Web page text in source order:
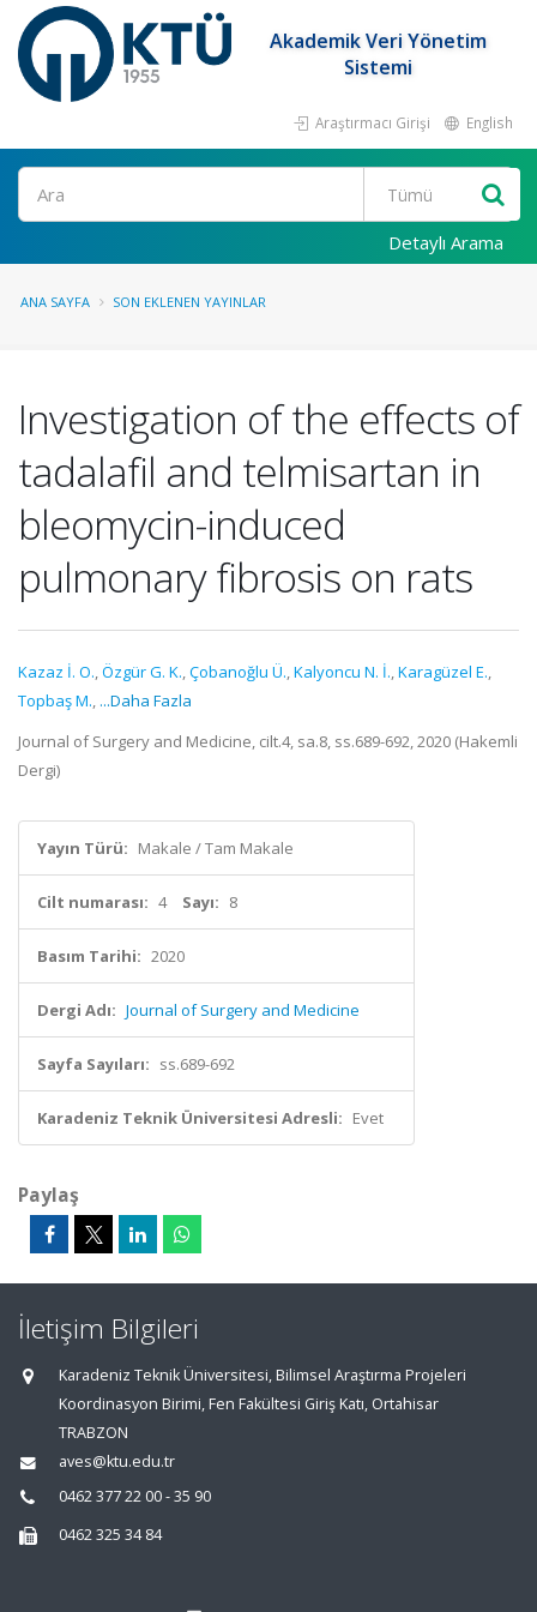
Akademik Veri Yönetim
Sistemi
Araştırmacı Girişi English
Ara
Detaylı Arama
ANA SAYFA SON EKLENEN YAYINLAR
Investigation of the effects of
tadalafil and telmisartan in
bleomycin-induced
pulmonary fibrosis on rats
Kazaz İ. O.,Özgür G. K.,Çobanoğlu Ü.,Kalyoncu N. İ.,Karagüzel E.,
Topbaş M., ...Daha Fazla
Journal of Surgery and Medicine, cilt.4, sa.8, ss.689-692, 2020 (Hakemli
Dergi)
Yayın Türü: Makale / Tam Makale
Cilt numarası: 4 Sayı: 8
Basım Tarihi: 2020
Dergi Adı: Journal of Surgery and Medicine
Sayfa Sayıları: ss.689-692
Karadeniz Teknik Üniversitesi Adresli: Evet
Paylaş
İletişim Bilgileri
Karadeniz Teknik Üniversitesi, Bilimsel Araştırma Projeleri
Koordinasyon Birimi, Fen Fakültesi Giriş Katı, Ortahisar
TRABZON
aves@ktu.edu.tr
0462 377 22 00 - 35 90
0462 325 34 84